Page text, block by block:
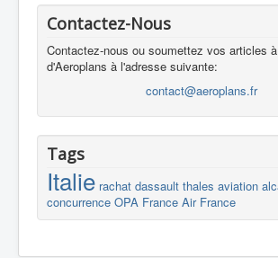
Contactez-Nous
Contactez-nous ou soumettez vos articles
d'Aeroplans à l'adresse suivante:
contact@aeroplans.fr
Tags
Italie rachat dassault thales aviation
concurrence OPA France Air France